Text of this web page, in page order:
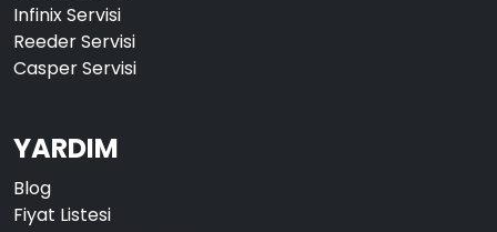
Infinix Servisi
Reeder Servisi
Casper Servisi
YARDIM
Blog
Fiyat Listesi